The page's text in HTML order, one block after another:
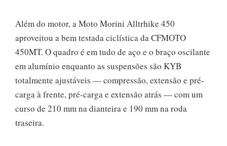
Além do motor, a Moto Morini Alltrhike 450
aproveitou a bem testada ciclística da CFMOTO
450MT. O quadro é em tudo de aço e o braço oscilante
em alumínio enquanto as suspensões são KYB
totalmente ajustáveis — compressão, extensão e pré-
carga à frente, pré-carga e extensão atrás — com um
curso de 210 mm na dianteira e 190 mm na roda
traseira.